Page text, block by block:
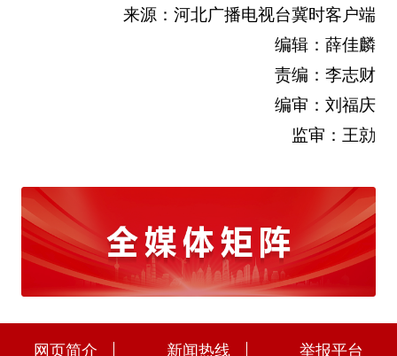
来源：河北广播电视台冀时客户端
编辑：薛佳麟
责编：李志财
编审：刘福庆
监审：王勍
网页简介 新闻热线 举报平台